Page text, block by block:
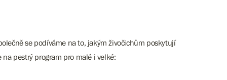
se podíváme na to, jakým živočichům poskytují
pestrý program pro malé i velké: